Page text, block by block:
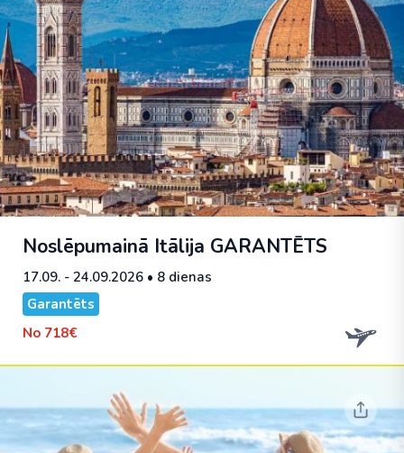
Noslēpumainā Itālija GARANTĒTS
17.09. - 24.09.2026 • 8 dienas
Garantēts
No 718€